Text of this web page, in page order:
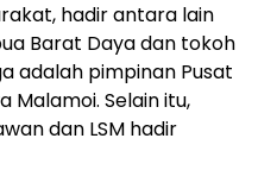
hadir antara lain
Barat Daya dan tokoh
adalah pimpinan Pusat
Malamoi. Selain itu,
dan LSM hadir